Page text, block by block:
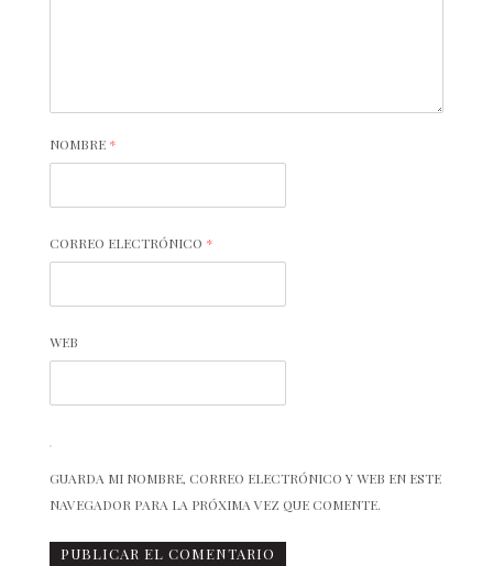
NOMBRE *
CORREO ELECTRÓNICO *
WEB
GUARDA MI NOMBRE, CORREO ELECTRÓNICO Y WEB EN ESTE
NAVEGADOR PARA LA PRÓXIMA VEZ QUE COMENTE.